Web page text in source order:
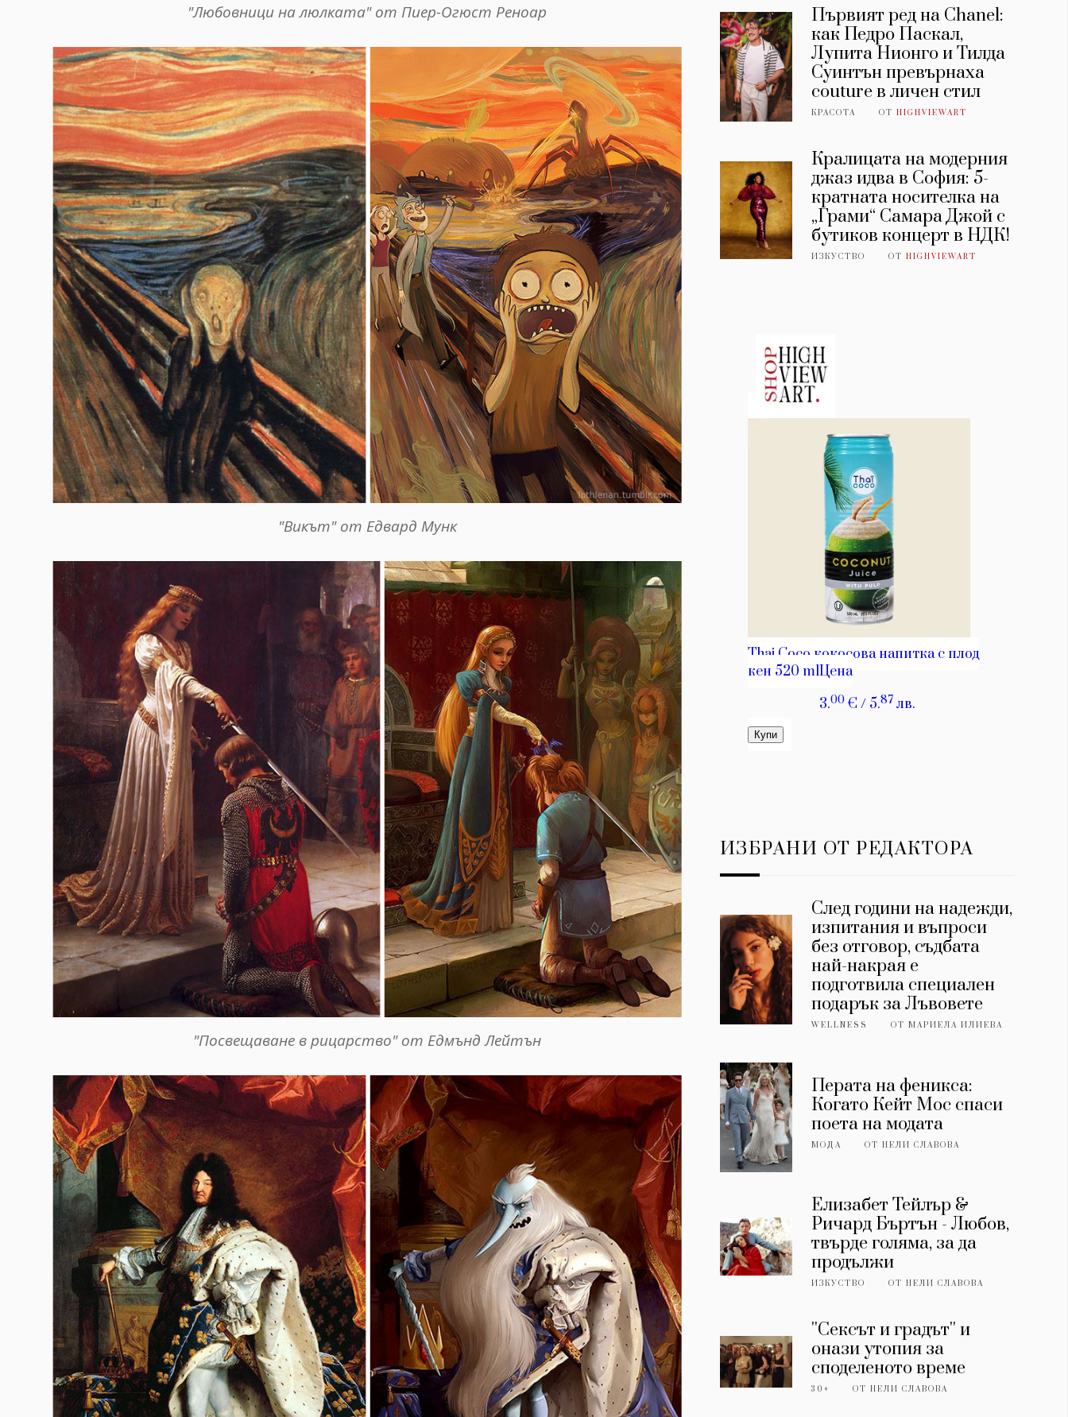
"Любовници на люлката" от Пиер-Огюст Реноар
"Викът" от Едвард Мунк
"Посвещаване в рицарство" от Едмънд Лейтън
Първият ред на Chanel:
как Педро Паскал,
Лупита Нионго и Тилда
Суинтън превърнаха
couture в личен стил
КРАСОТА ОТHIGHVIEWART
Кралицата на модерния
джаз идва в София: 5-
кратната носителка на
„Грами“ Самара Джой с
бутиков концерт в НДК!
ИЗКУСТВО ОТHIGHVIEWART
ИЗБРАНИ ОТ РЕДАКТОРА
След години на надежди,
изпитания и въпроси
без отговор, съдбата
най-накрая е
подготвила специален
подарък за Лъвовете
WELLNESS ОТМАРИЕЛА ИЛИЕВА
Перата на феникса:
Когато Кейт Мос спаси
поета на модата
МОДА ОТНЕЛИ СЛАВОВА
Елизабет Тейлър &
Ричард Бъртън - Любов,
твърде голяма, за да
продължи
ИЗКУСТВО ОТНЕЛИ СЛАВОВА
''Сексът и градът'' и
онази утопия за
споделеното време
30+ ОТНЕЛИ СЛАВОВА